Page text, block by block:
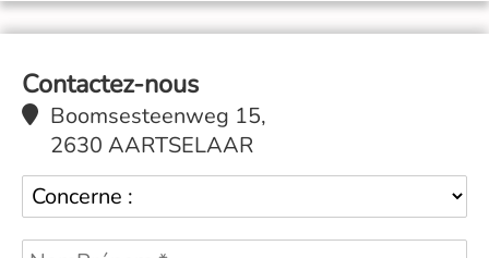
Contactez-nous
Boomsesteenweg 15,
2630 AARTSELAAR